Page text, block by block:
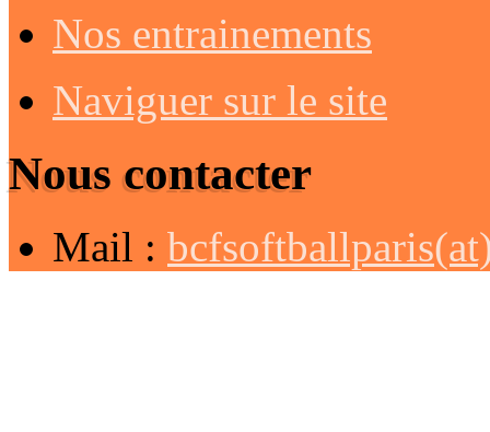
Nos entrainements
Naviguer sur le site
Nous contacter
Mail :